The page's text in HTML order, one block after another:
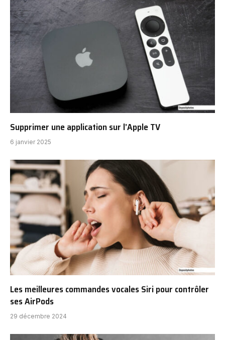
Supprimer une application sur l’Apple TV
6 janvier 2025
Les meilleures commandes vocales Siri pour contrôler
ses AirPods
29 décembre 2024